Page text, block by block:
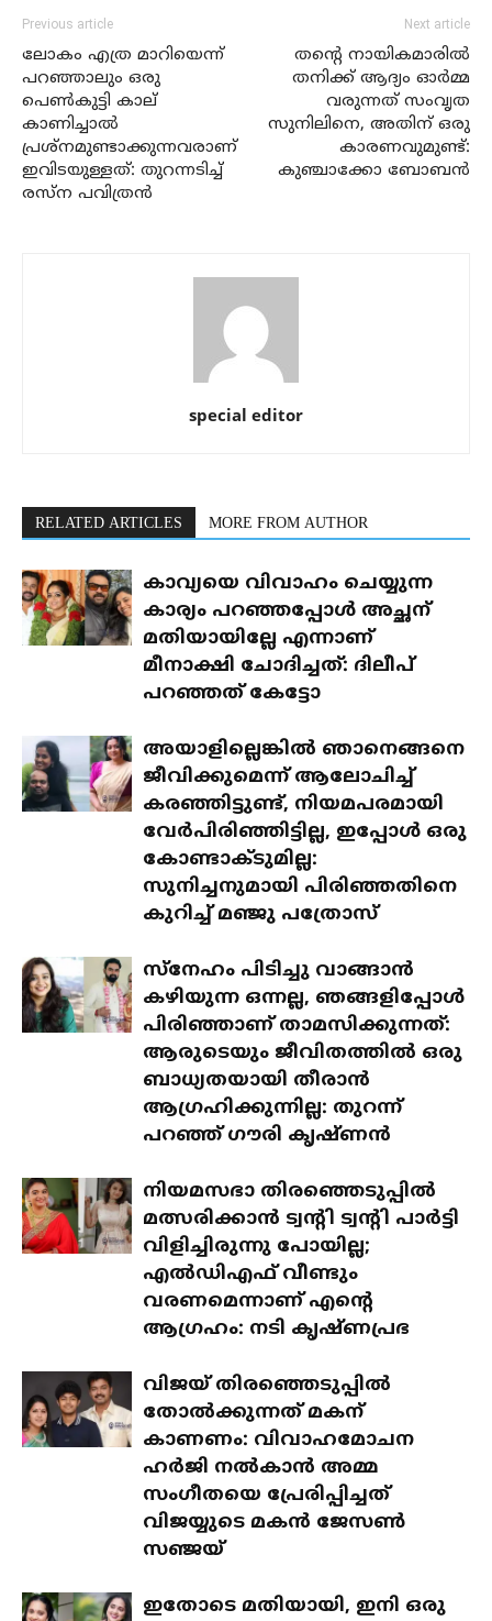
Previous article
ലോകം എത്ര മാറിയെന്ന്
പറഞ്ഞാലും ഒരു
പെൺകുട്ടി കാല്
കാണിച്ചാൽ
പ്രശ്നമുണ്ടാക്കുന്നവരാണ്
ഇവിടയുള്ളത്: തുറന്നടിച്ച്
രസ്‌ന പവിത്രൻ
Next article
തന്റെ നായികമാരിൽ
തനിക്ക് ആദ്യം ഓർമ്മ
വരുന്നത് സംവൃത
സുനിലിനെ, അതിന് ഒരു
കാരണവുമുണ്ട്:
കുഞ്ചാക്കോ ബോബൻ
special editor
RELATED ARTICLES MORE FROM AUTHOR
കാവ്യയെ വിവാഹം ചെയ്യുന്ന
കാര്യം പറഞ്ഞപ്പോൾ അച്ഛന്
മതിയായില്ലേ എന്നാണ്
മീനാക്ഷി ചോദിച്ചത്: ദിലീപ്
പറഞ്ഞത് കേട്ടോ
അയാളില്ലെങ്കിൽ ഞാനെങ്ങനെ
ജീവിക്കുമെന്ന് ആലോചിച്ച്
കരഞ്ഞിട്ടുണ്ട്, നിയമപരമായി
വേർപിരിഞ്ഞിട്ടില്ല, ഇപ്പോൾ ഒരു
കോണ്ടാക്ടുമില്ല:
സുനിച്ചനുമായി പിരിഞ്ഞതിനെ
കുറിച്ച് മഞ്ജു പത്രോസ്
സ്‌നേഹം പിടിച്ചു വാങ്ങാൻ
കഴിയുന്ന ഒന്നല്ല, ഞങ്ങളിപ്പോൾ
പിരിഞ്ഞാണ് താമസിക്കുന്നത്:
ആരുടെയും ജീവിതത്തിൽ ഒരു
ബാധ്യതയായി തീരാൻ
ആഗ്രഹിക്കുന്നില്ല: തുറന്ന്
പറഞ്ഞ് ഗൗരി കൃഷ്ണൻ
നിയമസഭാ തിരഞ്ഞെടുപ്പിൽ
മത്സരിക്കാൻ ട്വന്റി ട്വന്റി പാർട്ടി
വിളിച്ചിരുന്നു പോയില്ല;
എൽഡിഎഫ് വീണ്ടും
വരണമെന്നാണ് എന്റെ
ആഗ്രഹം: നടി കൃഷ്ണപ്രഭ
വിജയ് തിരഞ്ഞെടുപ്പിൽ
തോൽക്കുന്നത് മകന്
കാണണം: വിവാഹമോചന
ഹർജി നൽകാൻ അമ്മ
സംഗീതയെ പ്രേരിപ്പിച്ചത്
വിജയ്യുടെ മകൻ ജേസൺ
സഞ്ജയ്
ഇതോടെ മതിയായി, ഇനി ഒരു